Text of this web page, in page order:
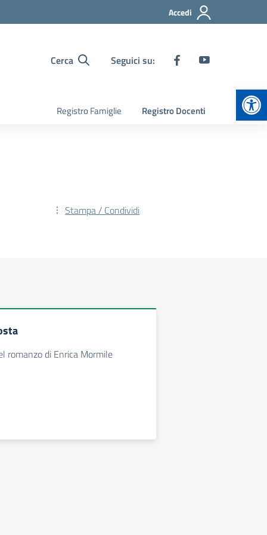
Accedi
Cerca Seguici su:
Registro Famiglie Registro Docenti
Stampa / Condividi
romanzo di Enrica Mormile